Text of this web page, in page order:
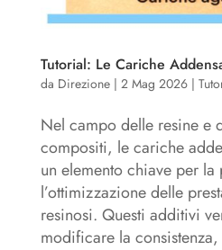
Tutorial: Le Cariche
da Direzione| 2 Mag 2026|
Nel campo delle resine e
compositi, le cariche
un elemento chiave per
l’ottimizzazione delle
resinosi. Questi additivi
modificare la